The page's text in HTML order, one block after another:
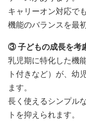
キャリーオン対応で
機能のバランスを最
③ 子どもの成長を考
乳児期に特化した機
ト付きなど）が、幼
ます。
長く使えるシンプル
トを抑えられます。